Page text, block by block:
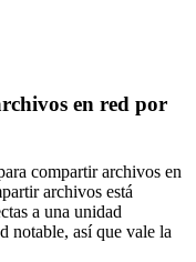
en red por
compartir archivos en
archivos está
a una unidad
notable, así que vale la